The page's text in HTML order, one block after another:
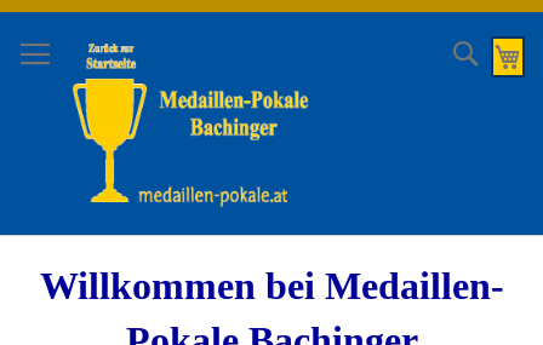
Direkt
Inhalt
Suche
Willkommen bei Medaillen-